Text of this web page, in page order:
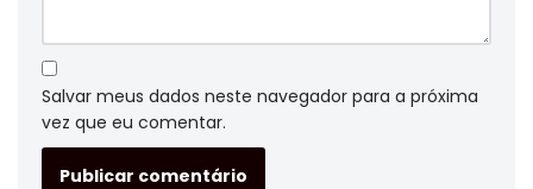
Salvar meus dados neste navegador para a próxima
vez que eu comentar.